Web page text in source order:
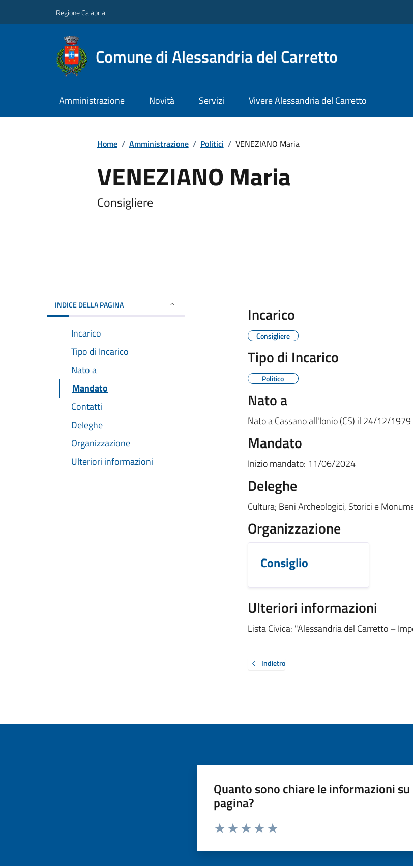
Regione Calabria
Comune di Alessandria del Carretto
Amministrazione Novità Servizi Vivere Alessandria del Carretto
Home / Amministrazione / Politici / VENEZIANO Maria
VENEZIANO Maria
Consigliere
INDICE DELLA PAGINA
Incarico
Tipo di Incarico
Nato a
Mandato
Contatti
Deleghe
Organizzazione
Ulteriori informazioni
Incarico
Consigliere
Tipo di Incarico
Politico
Nato a
Nato aCassano all'Ionio (CS) il 24/12/1979
Mandato
Inizio mandato: 11/06/2024
Deleghe
Cultura; Beni Archeologici, Storici e
Organizzazione
Consiglio
Ulteriori informazioni
Lista Civica: "Alessandria del Carretto –
Indietro
Quanto sono chiare le informazioni
pagina?
Valuta da 1 a 5 stelle la pagina